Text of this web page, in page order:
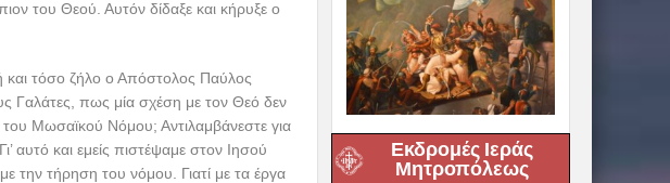
του Θεού. Αυτόν δίδαξε και κήρυξε ο
και τόσο ζήλο ο Απόστολος Παύλος
Γαλάτες, πως μία σχέση με τον Θεό δεν
Μωσαϊκού Νόμου; Αντιλαμβάνεστε για
αυτό και εμείς πιστέψαμε στον Ιησού
την τήρηση του νόμου. Γιατί με τα έργα
Εκδρομές Ιεράς
Μητροπόλεως